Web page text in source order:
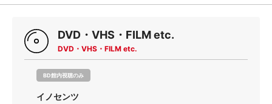
DVD・VHS・FILM etc.
DVD・VHS・FILM etc.
BD館内視聴のみ
イノセンツ